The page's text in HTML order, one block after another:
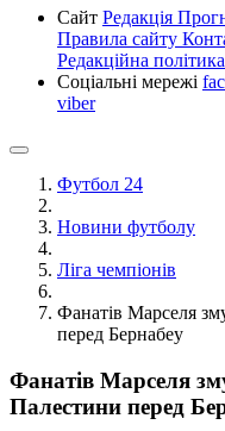
Сайт Редакція
Правила сайту
Редакційна політика
Соціальні мережі
viber
Футбол 24
Новини футболу
Ліга чемпіонів
Фанатів Марселя
перед Бернабеу
Фанатів Марселя
Палестини перед